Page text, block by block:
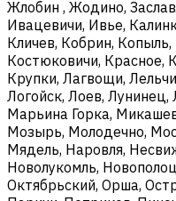
Жлобин , Жодино,
Ивацевичи, Ивье,
Кличев, Кобрин,
Костюковичи, Красное,
Крупки, Лагвощи,
Логойск, Лоев,
Марьина Горка,
Мозырь, Молодечно,
Мядель, Наровля,
Новолукомль,
Октябрьский, Орша,